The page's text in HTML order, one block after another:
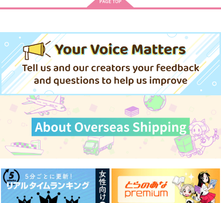
作品詳細
ひびの跡まで、
あいあい傘
472円
碧棺左馬刻×白膠木簓
サンプル
もんもんフラストレー
ション
haruurei
1,179円（税込）
躑躅森盧笙×白膠木簓
サンプル
アイジョウ何パーセン
すなぎも
330円（税込）
白膠木簓×躑躅森盧笙
サンプル
ん ‐上-
気侭コンパス
専売 858 円（税込）
ヒプノシスマイク
白膠木簓×躑躅森盧笙
サンプル
カート
vague.
専売 787円（税込）
碧棺左馬刻×白膠木簓
サンプル
Sun Fragment
専売 315円（税込）
ヒプノシスマイク
白膠木簓
躑躅森盧笙
天谷奴零
サンプル